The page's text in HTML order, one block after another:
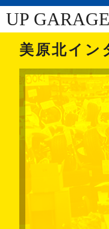
UP
美原北イン